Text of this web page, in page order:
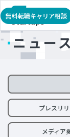
無料転職キャリア相談
ニュース
プレスリ
メディア